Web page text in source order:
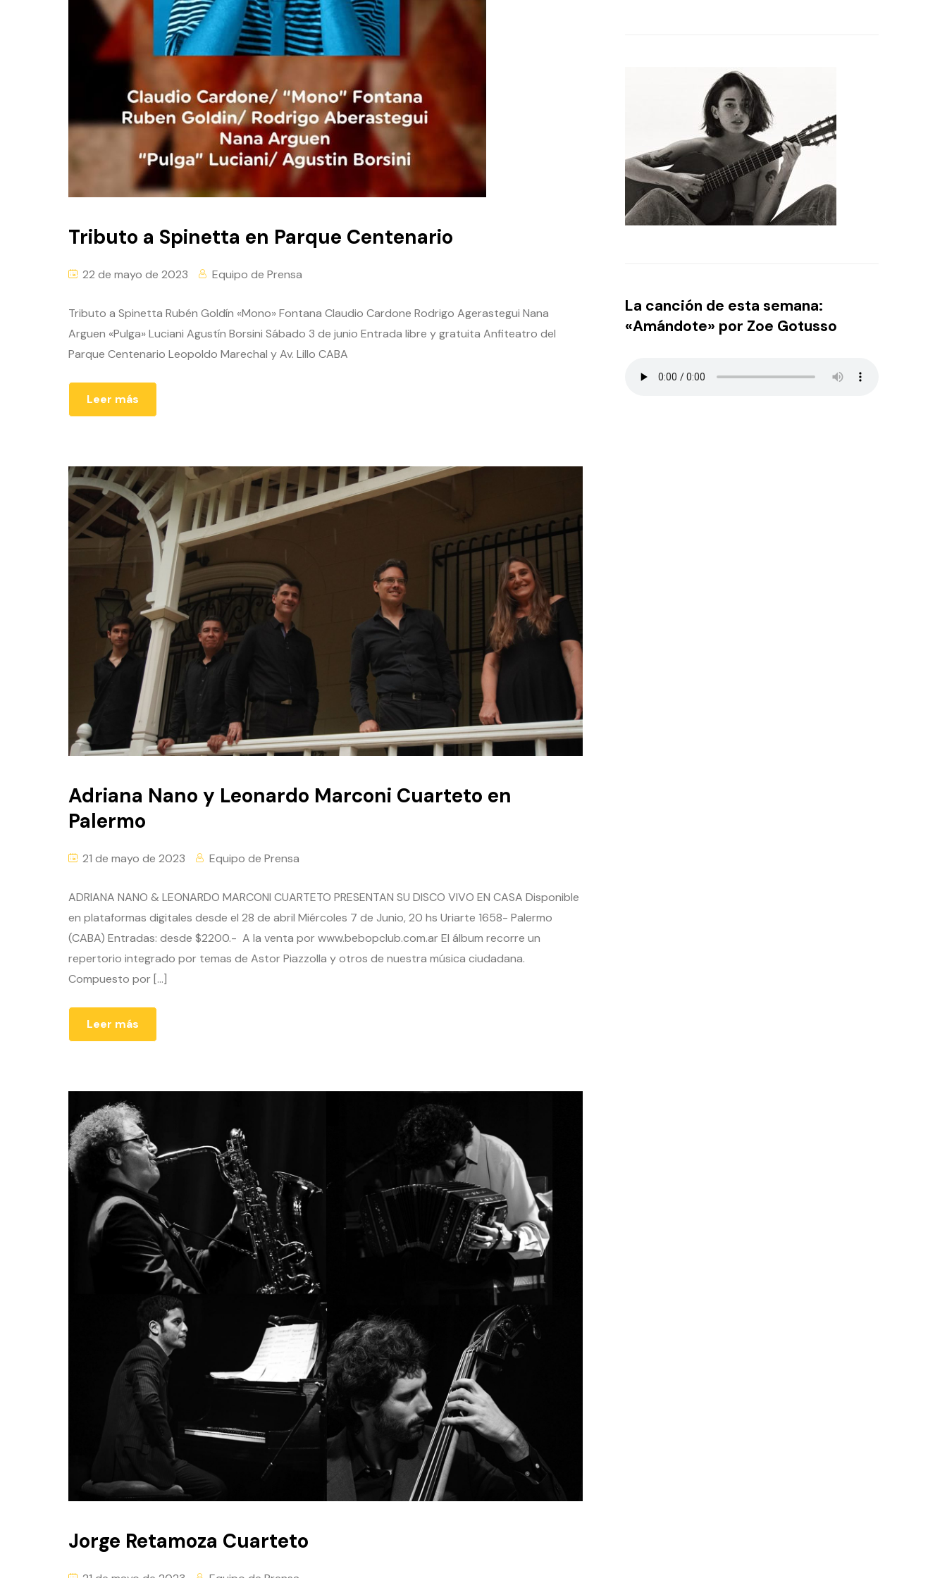
Tributo a Spinetta en Parque Centenario
22 de mayo de 2023 Equipo de Prensa
Tributo a Spinetta Rubén Goldín «Mono» Fontana Claudio Cardone Rodrigo Agerastegui Nana
Arguen «Pulga» Luciani Agustín Borsini Sábado 3 de junio Entrada libre y gratuita Anfiteatro del
Parque Centenario Leopoldo Marechal y Av. Lillo CABA
Leer más
Adriana Nano y Leonardo Marconi Cuarteto en
Palermo
21 de mayo de 2023 Equipo de Prensa
ADRIANA NANO & LEONARDO MARCONI CUARTETO PRESENTAN SU DISCO VIVO EN CASA Disponible
en plataformas digitales desde el 28 de abril Miércoles 7 de Junio, 20 hs Uriarte 1658- Palermo
(CABA) Entradas: desde $2200.- A la venta por www.bebopclub.com.ar El álbum recorre un
repertorio integrado por temas de Astor Piazzolla y otros de nuestra música ciudadana.
Compuesto por […]
Leer más
Jorge Retamoza Cuarteto
La canción de esta semana:
«Amándote» por Zoe Gotusso